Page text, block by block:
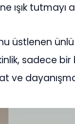
ışık tutmayı
üstlenen ünlü
sadece
ve